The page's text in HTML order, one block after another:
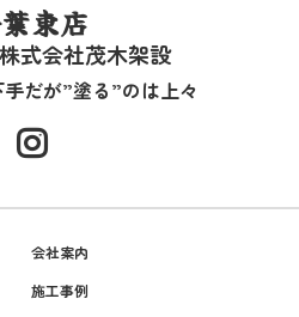
東店
式会社茂木架設
だが”塗る”のは上々
会社案内
施工事例